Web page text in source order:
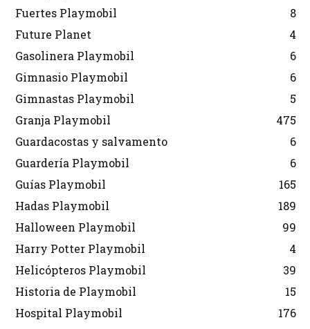
Fuertes Playmobil
8
Future Planet
4
Gasolinera Playmobil
6
Gimnasio Playmobil
6
Gimnastas Playmobil
5
Granja Playmobil
475
Guardacostas y salvamento
6
Guardería Playmobil
6
Guías Playmobil
165
Hadas Playmobil
189
Halloween Playmobil
99
Harry Potter Playmobil
4
Helicópteros Playmobil
39
Historia de Playmobil
15
Hospital Playmobil
176